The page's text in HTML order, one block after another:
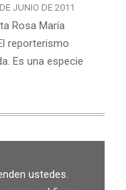
JUNIO DE 2011
Rosa María
reporterismo
Es una especie
ustedes.